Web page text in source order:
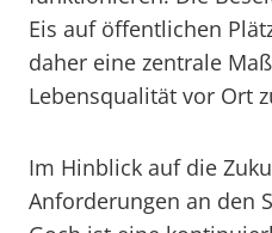
Eis auf öffentlichen
daher eine zentrale
Lebensqualität vor Ort
Im Hinblick auf die
Anforderungen an den